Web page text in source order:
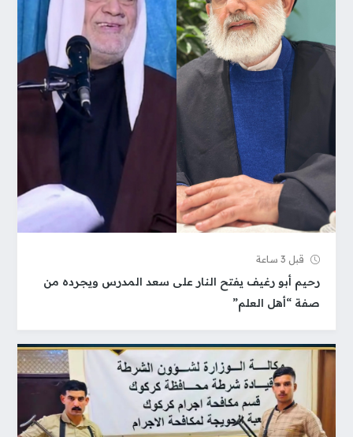
قبل 3 ساعة
رحيم أبو رغيف يفتح النار على سعد المدرس ويجرده من
صفة “أهل العلم”